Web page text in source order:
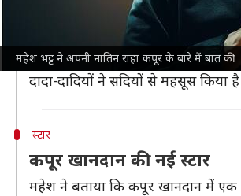
महेश भट्ट ने अपनी नातिन राहा कपूर के बारे में बात की
जादुई बच्ची है राहा- महेश
को दिए एक इंटरव्यू में महेश ने
वह बोले, "वह एक जादुई बच्ची है। मैं
दादा-दादियों ने सदियों से महसूस
स्टार
कपूर खानदान की नई स्टार
महेश ने बताया कि कपूर खानदान में एक